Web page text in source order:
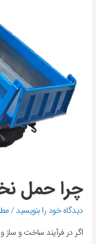
چرا حمل
دیدگاه‌ خود را بنویسید/
اگر در فرآیند ساخت و ساز